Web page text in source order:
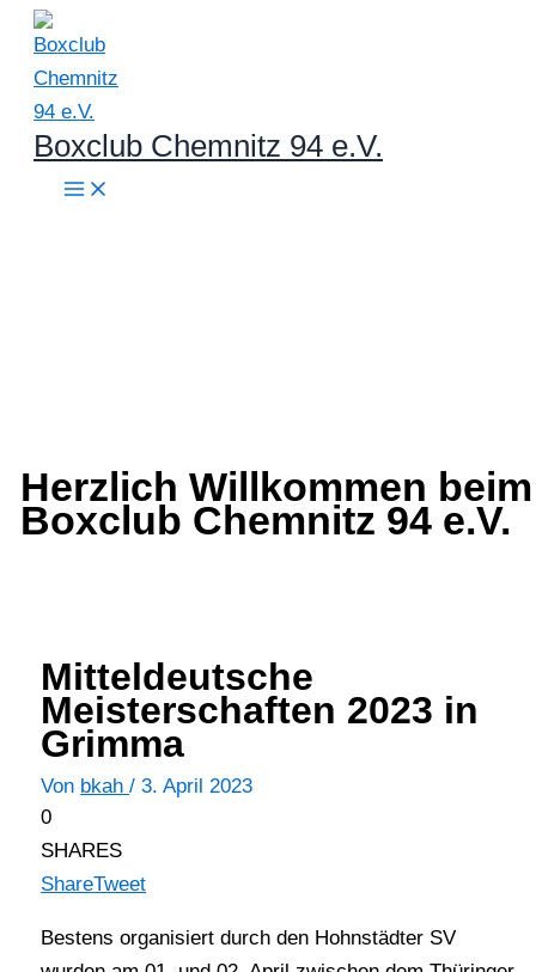
Zum
Inhalt
springen
Boxclub Chemnitz 94 e.V.
Herzlich Willkommen beim
Boxclub Chemnitz 94 e.V.
Mitteldeutsche
Meisterschaften 2023 in
Grimma
Von bkah/3. April 2023
0
SHARES
ShareTweet
Bestens organisiert durch den Hohnstädter SV